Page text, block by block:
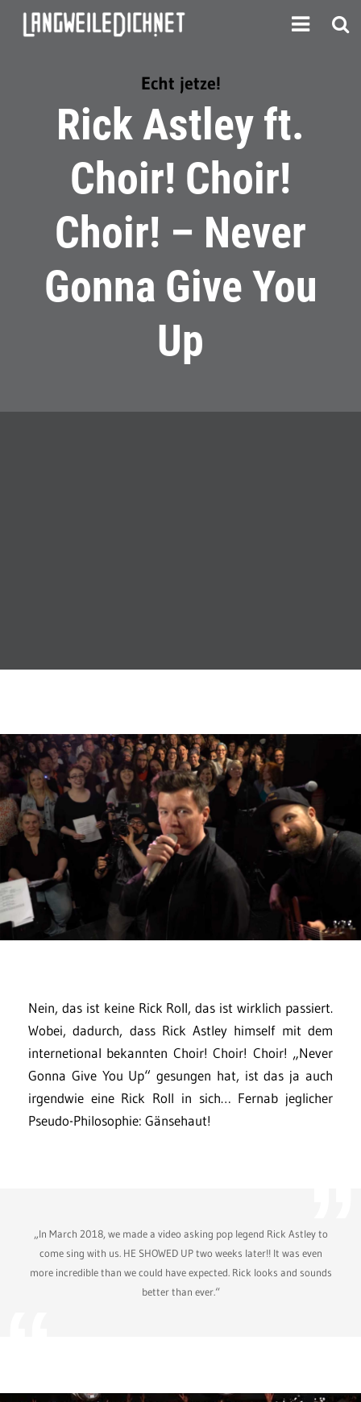
Echt jetze!
Rick Astley ft.
Choir! Choir!
Choir! – Never
Gonna Give You
Up
Nein, das ist keine Rick Roll, das ist wirklich passiert.
Wobei, dadurch, dass Rick Astley himself mit dem
internetional bekannten Choir! Choir! Choir! „Never
Gonna Give You Up“ gesungen hat, ist das ja auch
irgendwie eine Rick Roll in sich… Fernab jeglicher
Pseudo-Philosophie: Gänsehaut!
„In March 2018, we made a video asking pop legend Rick Astley to
come sing with us. HE SHOWED UP two weeks later!! It was even
more incredible than we could have expected. Rick looks and sounds
better than ever.“